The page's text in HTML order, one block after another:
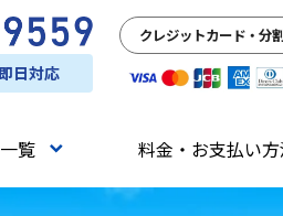
日対応
クレジットカード・分
覧 料金・お支払い